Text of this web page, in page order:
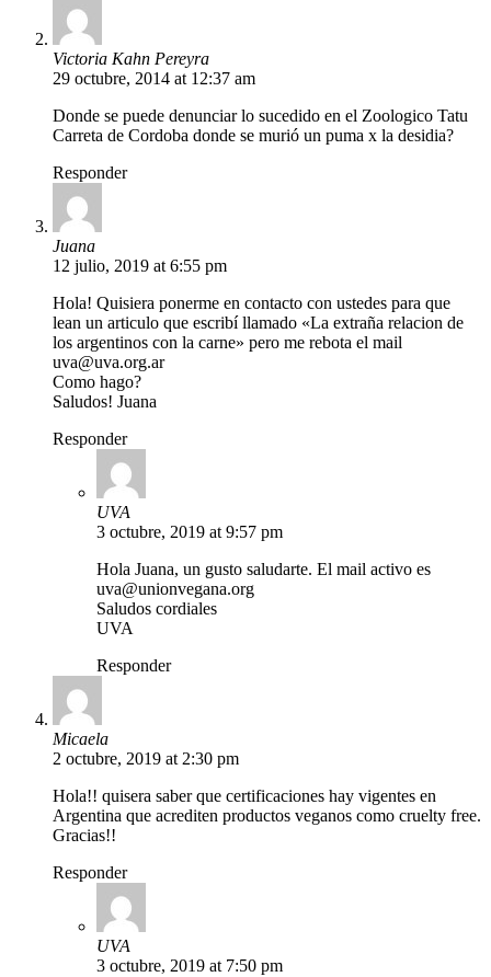
Victoria Kahn Pereyra
29 octubre, 2014 at 12:37 am
Donde se puede denunciar lo sucedido en el Zoologico Tatu
Carreta de Cordoba donde se murió un puma x la desidia?
Responder
Juana
12 julio, 2019 at 6:55 pm
Hola! Quisiera ponerme en contacto con ustedes para que
lean un articulo que escribí llamado «La extraña relacion de
los argentinos con la carne» pero me rebota el mail
uva@uva.org.ar
Como hago?
Saludos! Juana
Responder
UVA
3 octubre, 2019 at 9:57 pm
Hola Juana, un gusto saludarte. El mail activo es
uva@unionvegana.org
Saludos cordiales
UVA
Responder
Micaela
2 octubre, 2019 at 2:30 pm
Hola!! quisera saber que certificaciones hay vigentes en
Argentina que acrediten productos veganos como cruelty free.
Gracias!!
Responder
UVA
3 octubre, 2019 at 7:50 pm